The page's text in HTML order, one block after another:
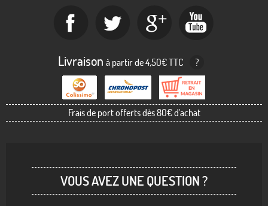
Livraison à partir de 4,50€ TTC ?
Frais de port offerts dès 80€ d'achat
VOUS AVEZ UNE QUESTION ?